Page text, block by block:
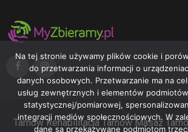
Tarnów Rehabilitacja Tarnów Masaż
Na tej stronie używamy plików cookie i
do przetwarzania informacji o
danych osobowych. Przetwarzanie ma na
usług zewnętrznych i elementów
statystycznej/pomiarowej,
integracji mediów społecznościowych. W
dane są przekazywane podmiotom